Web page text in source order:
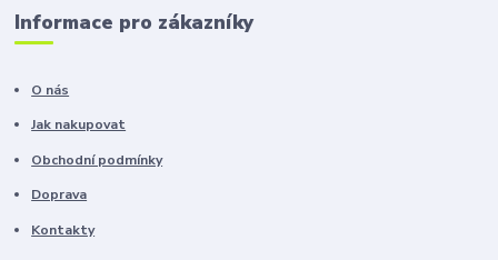
Informace pro zákazníky
O nás
Jak nakupovat
Obchodní podmínky
Doprava
Kontakty